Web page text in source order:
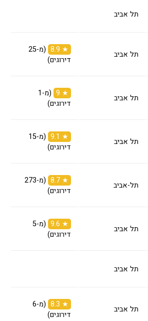
תל אביב
תל אביב ★ 8.9
(מ-25
דירוגים)
תל אביב ★ 9
(מ-1
דירוגים)
תל אביב ★ 9.1
(מ-15
דירוגים)
תל-אביב ★ 8.7
(מ-273
דירוגים)
תל אביב ★ 9.6
(מ-5
דירוגים)
תל אביב
תל אביב ★ 8.3
(מ-6
דירוגים)